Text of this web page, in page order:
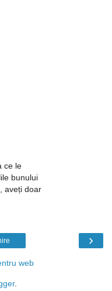
ce le
bunului
aveți doar
›
web
.